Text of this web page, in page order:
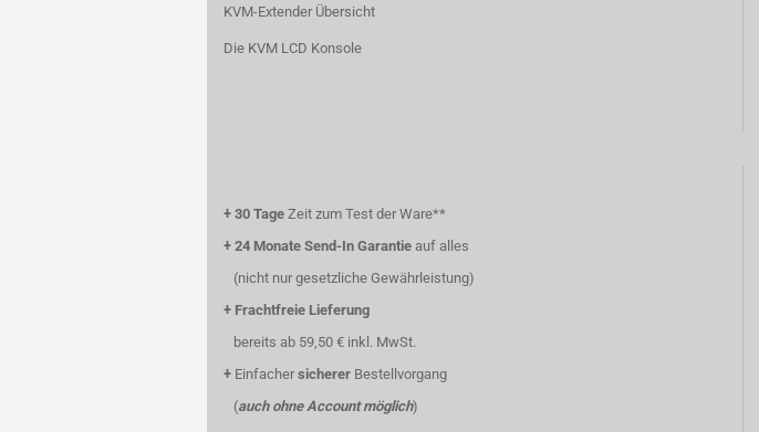
KVM-Extender Übersicht
Die KVM LCD Konsole
+ 30 Tage Zeit zum Test der Ware**
+ 24 Monate Send-In Garantie auf alles
(nicht nur gesetzliche Gewährleistung)
+ Frachtfreie Lieferung
bereits ab 59,50 € inkl. MwSt.
+ Einfacher sicherer Bestellvorgang
(auch ohne Account möglich)